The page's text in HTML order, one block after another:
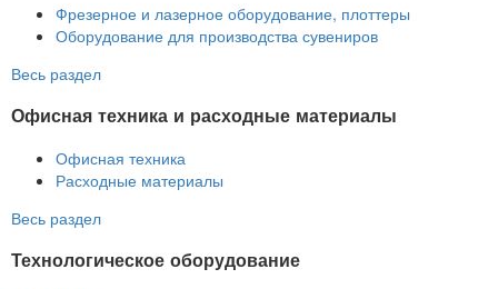
Фрезерное и лазерное оборудование, плоттеры
Оборудование для производства сувениров
Весь раздел
Офисная техника и расходные материалы
Офисная техника
Расходные материалы
Весь раздел
Технологическое оборудование